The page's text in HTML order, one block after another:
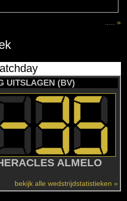
..... »
UITSLAGEN (BV)
ALMELO
bekijk alle wedstrijdstatistieken »